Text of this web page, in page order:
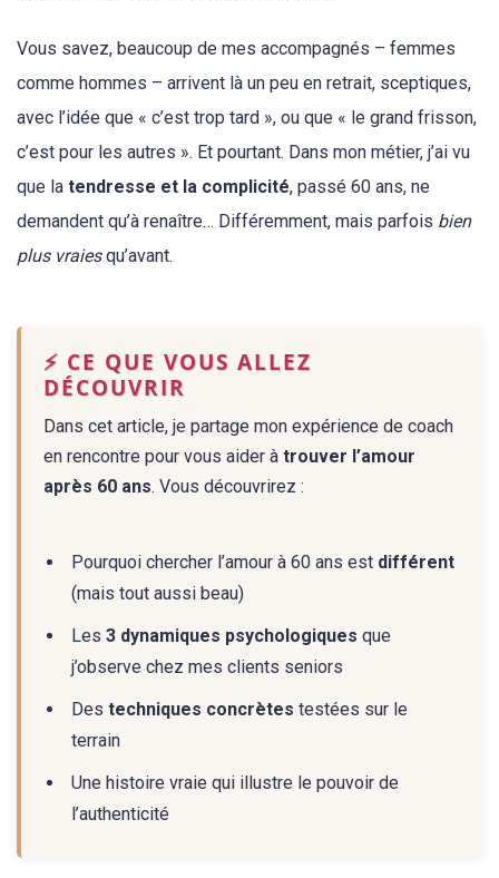
Vous savez, beaucoup de mes accompagnés – femmes
comme hommes – arrivent là un peu en retrait, sceptiques,
avec l’idée que « c’est trop tard », ou que « le grand frisson,
c’est pour les autres ». Et pourtant. Dans mon métier, j’ai vu
que la tendresse et la complicité, passé 60 ans, ne
demandent qu’à renaître… Différemment, mais parfois bien
plus vraiesqu’avant.
⚡ CE QUE VOUS ALLEZ
DÉCOUVRIR
Dans cet article, je partage mon expérience de coach
en rencontre pour vous aider à trouver l’amour
après 60 ans. Vous découvrirez :
Pourquoi chercher l’amour à 60 ans est différent
(mais tout aussi beau)
Les 3 dynamiques psychologiques que
j’observe chez mes clients seniors
Des techniques concrètes testées sur le
terrain
Une histoire vraie qui illustre le pouvoir de
l’authenticité